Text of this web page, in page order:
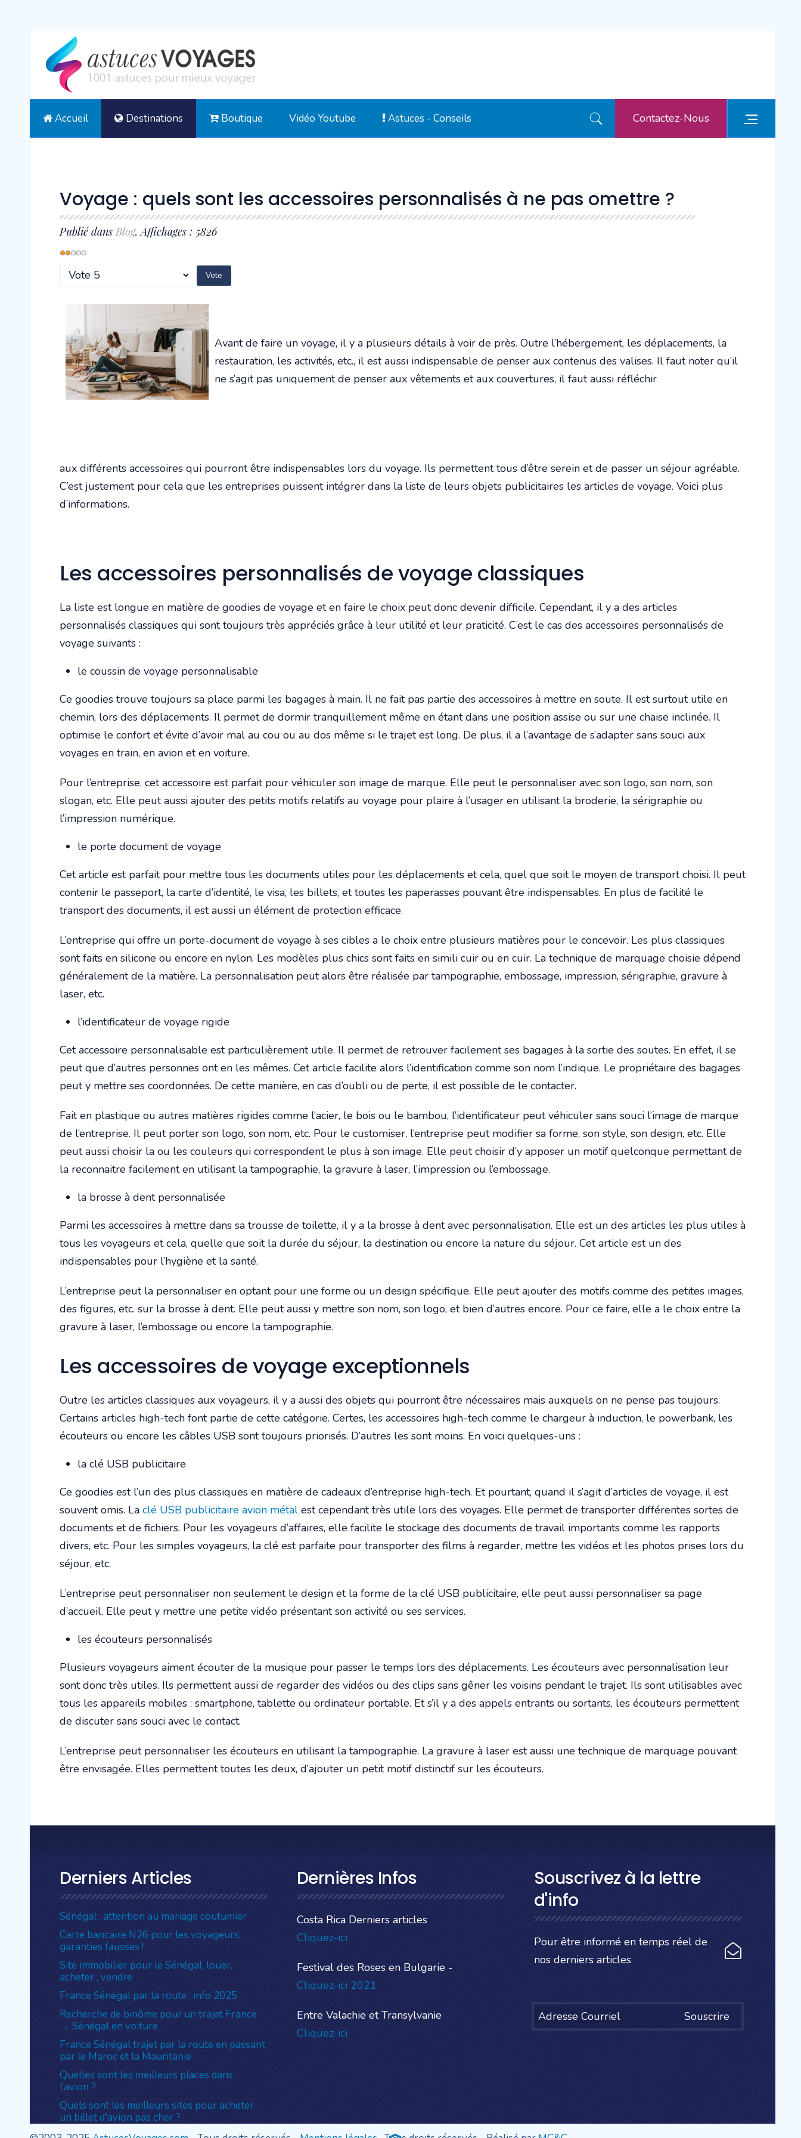
Accueil Destinations Boutique Vidéo Youtube Astuces - Conseils Contactez-Nous
Voyage : quels sont les accessoires personnalisés à ne pas omettre ?
Publié dans Blog. Affichages : 5826
Vote
utilisateur:
Veuillez
voter
Avant de faire un voyage, il y a plusieurs détails à voir de près. Outre l’hébergement, les déplacements, la
restauration, les activités, etc., il est aussi indispensable de penser aux contenus des valises. Il faut noter qu’il
ne s’agit pas uniquement de penser aux vêtements et aux couvertures, il faut aussi réfléchir
aux différents accessoires qui pourront être indispensables lors du voyage. Ils permettent tous d’être serein et de passer un séjour agréable.
C’est justement pour cela que les entreprises puissent intégrer dans la liste de leurs objets publicitaires les articles de voyage. Voici plus
d’informations.
Les accessoires personnalisés de voyage classiques
La liste est longue en matière de goodies de voyage et en faire le choix peut donc devenir difficile. Cependant, il y a des articles
personnalisés classiques qui sont toujours très appréciés grâce à leur utilité et leur praticité. C’est le cas des accessoires personnalisés de
voyage suivants :
le coussin de voyage personnalisable
Ce goodies trouve toujours sa place parmi les bagages à main. Il ne fait pas partie des accessoires à mettre en soute. Il est surtout utile en
chemin, lors des déplacements. Il permet de dormir tranquillement même en étant dans une position assise ou sur une chaise inclinée. Il
optimise le confort et évite d’avoir mal au cou ou au dos même si le trajet est long. De plus, il a l’avantage de s’adapter sans souci aux
voyages en train, en avion et en voiture.
Pour l’entreprise, cet accessoire est parfait pour véhiculer son image de marque. Elle peut le personnaliser avec son logo, son nom, son
slogan, etc. Elle peut aussi ajouter des petits motifs relatifs au voyage pour plaire à l’usager en utilisant la broderie, la sérigraphie ou
l’impression numérique.
le porte document de voyage
Cet article est parfait pour mettre tous les documents utiles pour les déplacements et cela, quel que soit le moyen de transport choisi. Il peut
contenir le passeport, la carte d’identité, le visa, les billets, et toutes les paperasses pouvant être indispensables. En plus de facilité le
transport des documents, il est aussi un élément de protection efficace.
L’entreprise qui offre un porte-document de voyage à ses cibles a le choix entre plusieurs matières pour le concevoir. Les plus classiques
sont faits en silicone ou encore en nylon. Les modèles plus chics sont faits en simili cuir ou en cuir. La technique de marquage choisie dépend
généralement de la matière. La personnalisation peut alors être réalisée par tampographie, embossage, impression, sérigraphie, gravure à
laser, etc.
l’identificateur de voyage rigide
Cet accessoire personnalisable est particulièrement utile. Il permet de retrouver facilement ses bagages à la sortie des soutes. En effet, il se
peut que d’autres personnes ont en les mêmes. Cet article facilite alors l’identification comme son nom l’indique. Le propriétaire des bagages
peut y mettre ses coordonnées. De cette manière, en cas d’oubli ou de perte, il est possible de le contacter.
Fait en plastique ou autres matières rigides comme l’acier, le bois ou le bambou, l’identificateur peut véhiculer sans souci l’image de marque
de l’entreprise. Il peut porter son logo, son nom, etc. Pour le customiser, l’entreprise peut modifier sa forme, son style, son design, etc. Elle
peut aussi choisir la ou les couleurs qui correspondent le plus à son image. Elle peut choisir d’y apposer un motif quelconque permettant de
la reconnaitre facilement en utilisant la tampographie, la gravure à laser, l’impression ou l’embossage.
la brosse à dent personnalisée
Parmi les accessoires à mettre dans sa trousse de toilette, il y a la brosse à dent avec personnalisation. Elle est un des articles les plus utiles à
tous les voyageurs et cela, quelle que soit la durée du séjour, la destination ou encore la nature du séjour. Cet article est un des
indispensables pour l’hygiène et la santé.
L’entreprise peut la personnaliser en optant pour une forme ou un design spécifique. Elle peut ajouter des motifs comme des petites images,
des figures, etc. sur la brosse à dent. Elle peut aussi y mettre son nom, son logo, et bien d’autres encore. Pour ce faire, elle a le choix entre la
gravure à laser, l’embossage ou encore la tampographie.
Les accessoires de voyage exceptionnels
Outre les articles classiques aux voyageurs, il y a aussi des objets qui pourront être nécessaires mais auxquels on ne pense pas toujours.
Certains articles high-tech font partie de cette catégorie. Certes, les accessoires high-tech comme le chargeur à induction, le powerbank, les
écouteurs ou encore les câbles USB sont toujours priorisés. D’autres les sont moins. En voici quelques-uns :
la clé USB publicitaire
Ce goodies est l’un des plus classiques en matière de cadeaux d’entreprise high-tech. Et pourtant, quand il s’agit d’articles de voyage, il est
souvent omis. La clé USB publicitaire avion métal est cependant très utile lors des voyages. Elle permet de transporter différentes sortes de
documents et de fichiers. Pour les voyageurs d’affaires, elle facilite le stockage des documents de travail importants comme les rapports
divers, etc. Pour les simples voyageurs, la clé est parfaite pour transporter des films à regarder, mettre les vidéos et les photos prises lors du
séjour, etc.
L’entreprise peut personnaliser non seulement le design et la forme de la clé USB publicitaire, elle peut aussi personnaliser sa page
d’accueil. Elle peut y mettre une petite vidéo présentant son activité ou ses services.
les écouteurs personnalisés
Plusieurs voyageurs aiment écouter de la musique pour passer le temps lors des déplacements. Les écouteurs avec personnalisation leur
sont donc très utiles. Ils permettent aussi de regarder des vidéos ou des clips sans gêner les voisins pendant le trajet. Ils sont utilisables avec
tous les appareils mobiles : smartphone, tablette ou ordinateur portable. Et s’il y a des appels entrants ou sortants, les écouteurs permettent
de discuter sans souci avec le contact.
L’entreprise peut personnaliser les écouteurs en utilisant la tampographie. La gravure à laser est aussi une technique de marquage pouvant
être envisagée. Elles permettent toutes les deux, d’ajouter un petit motif distinctif sur les écouteurs.
Derniers Articles
Sénégal : attention au mariage coutumier
Carte bancaire N26 pour les voyageurs,
garanties fausses !
Site immobilier pour le Sénégal, louer,
acheter , vendre
France Sénégal par la route : info 2025
Recherche de binôme pour un trajet France
→ Sénégal en voiture
France Sénégal trajet par la route en passant
par le Maroc et la Mauritanie
Quelles sont les meilleurs places dans
l’avion ?
Quels sont les meilleurs sites pour acheter
un billet d'avion pas cher ?
Dernières Infos
Costa Rica Derniers articles
Cliquez-ici
Festival des Roses en Bulgarie -
Cliquez-ici 2021
Entre Valachie et Transylvanie
Cliquez-ici
Souscrivez à la lettre
d'info
Pour être informé en temps réel de
nos derniers articles
Souscrire